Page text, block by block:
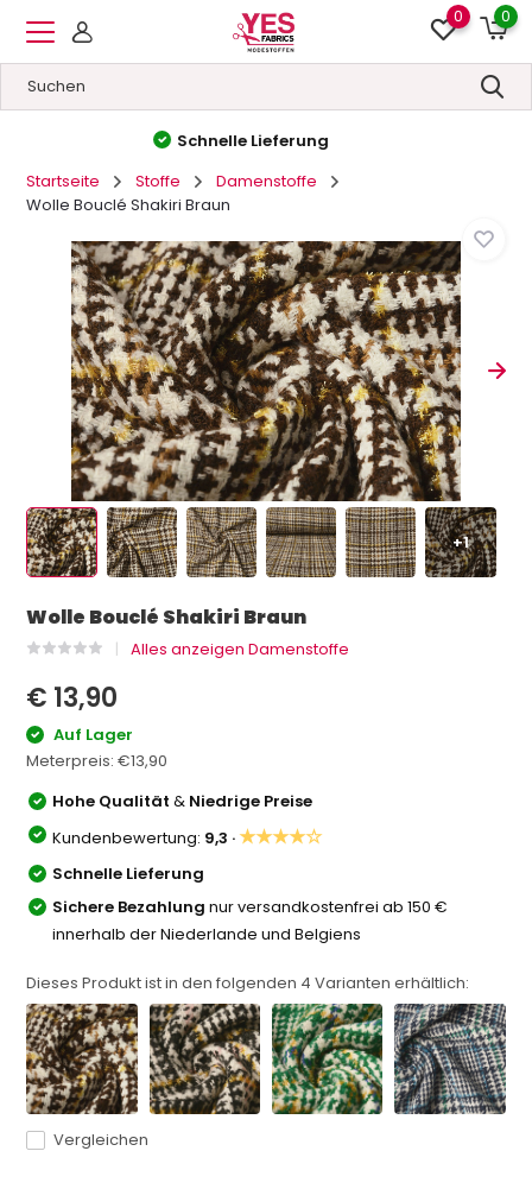
0 0
Hohe Qualität&Niedrige Preise
Startseite
Stoffe
Damenstoffe
Wolle Bouclé Shakiri Braun
+1
Wolle Bouclé Shakiri Braun
Alles anzeigen Damenstoffe
€ 13,90
Auf Lager
Meterpreis:€13,90
Hohe Qualität& Niedrige Preise
Kundenbewertung: 9,3 ·★★★★☆
Schnelle Lieferung
Sichere Bezahlung nur versandkostenfrei ab 150 €
innerhalb der Niederlande und Belgiens
Dieses Produkt ist in den folgenden 4 Varianten erhältlich:
Vergleichen